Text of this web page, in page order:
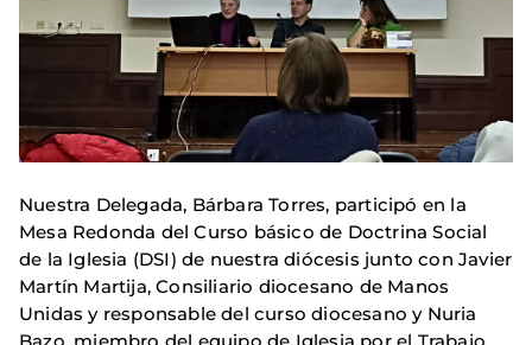
Nuestra Delegada, Bárbara Torres, participó en la
Mesa Redonda del Curso básico de Doctrina Social
de la Iglesia (DSI) de nuestra diócesis junto con Javier
Martín Martija, Consiliario diocesano de Manos
Unidas y responsable del curso diocesano y Nuria